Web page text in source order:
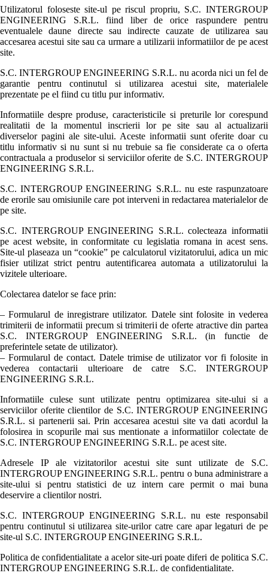
Utilizatorul foloseste site-ul pe riscul propriu, S.C. INTERGROUP
ENGINEERING S.R.L. fiind liber de orice raspundere pentru
eventualele daune directe sau indirecte cauzate de utilizarea sau
accesarea acestui site sau ca urmare a utilizarii informatiilor de pe acest
site.
S.C. INTERGROUP ENGINEERING S.R.L. nu acorda nici un fel de
garantie pentru continutul si utilizarea acestui site, materialele
prezentate pe el fiind cu titlu pur informativ.
Informatiile despre produse, caracteristicile si preturile lor corespund
realitatii de la momentul inscrierii lor pe site sau al actualizarii
diverselor pagini ale site-ului. Aceste informatii sunt oferite doar cu
titlu informativ si nu sunt si nu trebuie sa fie considerate ca o oferta
contractuala a produselor si serviciilor oferite de S.C. INTERGROUP
ENGINEERING S.R.L.
S.C. INTERGROUP ENGINEERING S.R.L. nu este raspunzatoare
de erorile sau omisiunile care pot interveni in redactarea materialelor de
pe site.
S.C. INTERGROUP ENGINEERING S.R.L. colecteaza informatii
pe acest website, in conformitate cu legislatia romana in acest sens.
Site-ul plaseaza un “cookie” pe calculatorul vizitatorului, adica un mic
fisier utilizat strict pentru autentificarea automata a utilizatorului la
vizitele ulterioare.
Colectarea datelor se face prin:
– Formularul de inregistrare utilizator. Datele sint folosite in vederea
trimiterii de informatii precum si trimiterii de oferte atractive din partea
S.C. INTERGROUP ENGINEERING S.R.L. (in functie de
preferintele setate de utilizator).
– Formularul de contact. Datele trimise de utilizator vor fi folosite in
vederea contactarii ulterioare de catre S.C. INTERGROUP
ENGINEERING S.R.L.
Informatiile culese sunt utilizate pentru optimizarea site-ului si a
serviciilor oferite clientilor de S.C. INTERGROUP ENGINEERING
S.R.L. si partenerii sai. Prin accesarea acestui site va dati acordul la
folosirea in scopurile mai sus mentionate a informatiilor colectate de
S.C. INTERGROUP ENGINEERING S.R.L. pe acest site.
Adresele IP ale vizitatorilor acestui site sunt utilizate de S.C.
INTERGROUP ENGINEERING S.R.L. pentru o buna administrare a
site-ului si pentru statistici de uz intern care permit o mai buna
deservire a clientilor nostri.
S.C. INTERGROUP ENGINEERING S.R.L. nu este responsabil
pentru continutul si utilizarea site-urilor catre care apar legaturi de pe
site-ul S.C. INTERGROUP ENGINEERING S.R.L.
Politica de confidentialitate a acelor site-uri poate diferi de politica S.C.
INTERGROUP ENGINEERING S.R.L. de confidentialitate.